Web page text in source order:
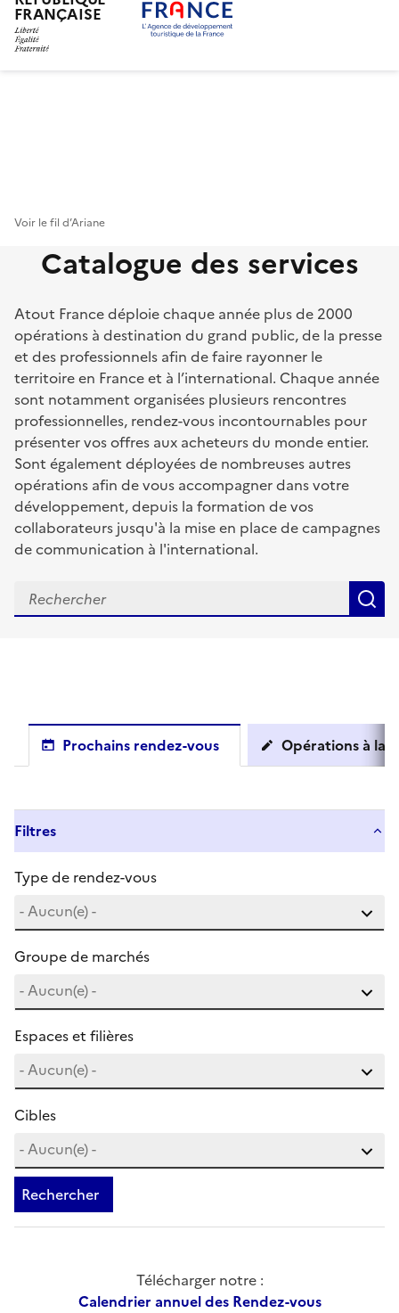
FRANÇAISE
Voir le fil d’Ariane
Catalogue des services
Atout France déploie chaque année plus de 2000
opérations à destination du grand public, de la presse
et des professionnels afin de faire rayonner le
territoire en France et à l’international. Chaque année
sont notamment organisées plusieurs rencontres
professionnelles, rendez-vous incontournables pour
présenter vos offres aux acheteurs du monde entier.
Sont également déployées de nombreuses autres
opérations afin de vous accompagner dans votre
développement, depuis la formation de vos
collaborateurs jusqu'à la mise en place de campagnes
de communication à l'international.
Prochains rendez-vous Opérations à la
Filtres
Type de rendez-vous
Groupe de marchés
Espaces et filières
Cibles
Rechercher
Télécharger notre :
Calendrier annuel des Rendez-vous